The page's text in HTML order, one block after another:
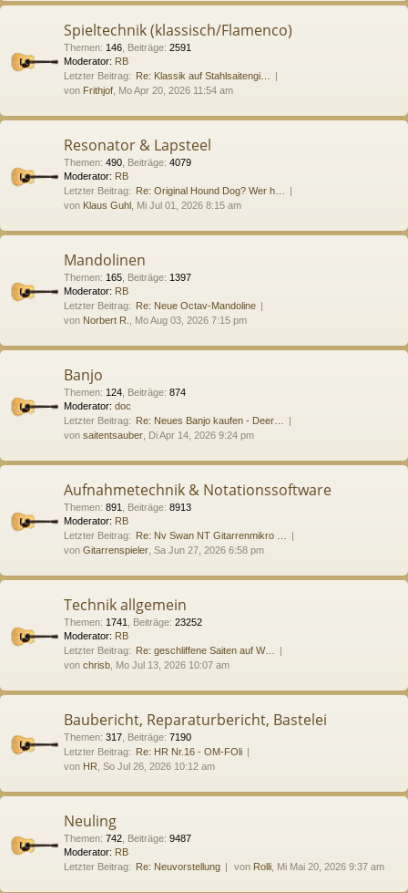
Spieltechnik (klassisch/Flamenco)
Themen: 146 Beiträge: 2591
Moderator: RB
Letzter Beitrag: Re: Klassik auf Stahlsaitengi…
von Frithjof , Mo Apr 20, 2026 11:54 am
Resonator & Lapsteel
Themen: 490 Beiträge: 4079
Moderator: RB
Letzter Beitrag: Re: Original Hound Dog? Wer h…
von Klaus Guhl , Mi Jul 01, 2026 8:15 am
Mandolinen
Themen: 165 Beiträge: 1397
Moderator: RB
Letzter Beitrag: Re: Neue Octav-Mandoline
von Norbert R. , Mo Aug 03, 2026 7:15 pm
Banjo
Themen: 124 Beiträge: 874
Moderator: doc
Letzter Beitrag: Re: Neues Banjo kaufen - Deer…
von saitentsauber , Di Apr 14, 2026 9:24 pm
Aufnahmetechnik & Notationssoftware
Themen: 891 Beiträge: 8913
Moderator: RB
Letzter Beitrag: Re: Nv Swan NT Gitarrenmikro …
von Gitarrenspieler , Sa Jun 27, 2026 6:58 pm
Technik allgemein
Themen: 1741 Beiträge: 23252
Moderator: RB
Letzter Beitrag: Re: geschliffene Saiten auf W…
von chrisb , Mo Jul 13, 2026 10:07 am
Baubericht, Reparaturbericht, Bastelei
Themen: 317 Beiträge: 7190
Letzter Beitrag: Re: HR Nr.16 - OM-FOli
von HR , So Jul 26, 2026 10:12 am
Neuling
Themen: 742 Beiträge: 9487
Moderator: RB
Letzter Beitrag: Re: Neuvorstellung von Rolli , Mi Mai 20, 2026 9:37 am